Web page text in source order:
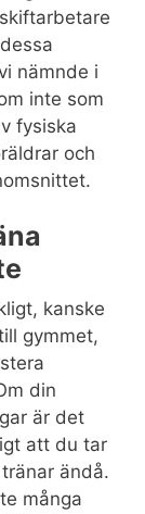
nämnde i
inte som
fysiska
och
kanske
gymmet,
din
är det
att du tar
ändå.
många